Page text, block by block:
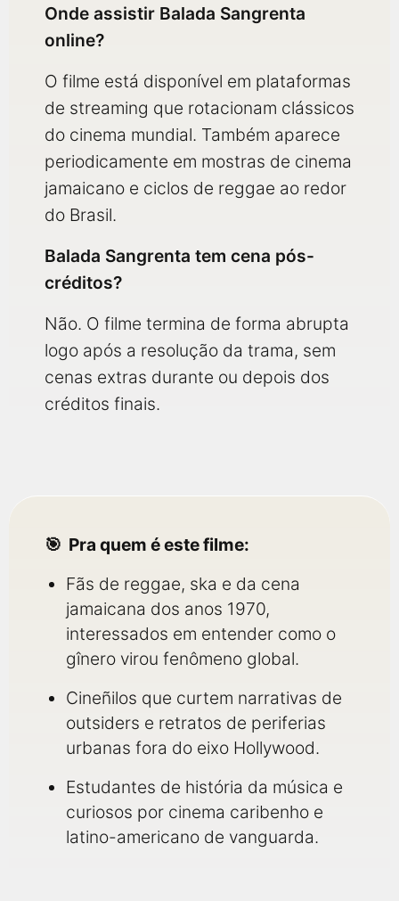
Onde assistir Balada Sangrenta
online?
O filme está disponível em plataformas
de streaming que rotacionam clássicos
do cinema mundial. Também aparece
periodicamente em mostras de cinema
jamaicano e ciclos de reggae ao redor
do Brasil.
Balada Sangrenta tem cena pós-
créditos?
Não. O filme termina de forma abrupta
logo após a resolução da trama, sem
cenas extras durante ou depois dos
créditos finais.
Pra quem é este filme:
Fãs de reggae, ska e da cena
jamaicana dos anos 1970,
interessados em entender como o
gînero virou fenômeno global.
Cineñilos que curtem narrativas de
outsiders e retratos de periferias
urbanas fora do eixo Hollywood.
Estudantes de história da música e
curiosos por cinema caribenho e
latino-americano de vanguarda.